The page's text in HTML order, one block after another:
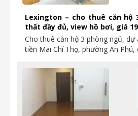
Lexington – cho thuê căn hộ
thất đầy đủ, view hồ bơi, giá
Cho thuê căn hộ 3 phòng ngủ,
tiền Mai Chí Thọ, phường An Phú,